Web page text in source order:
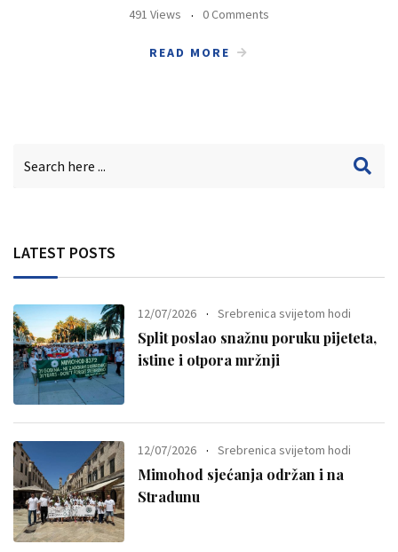
491 Views 0 Comments
READ MORE
LATEST POSTS
12/07/2026 Srebrenica svijetom hodi
Split poslao snažnu poruku pijeteta,
istine i otpora mržnji
12/07/2026 Srebrenica svijetom hodi
Mimohod sjećanja održan i na
Stradunu